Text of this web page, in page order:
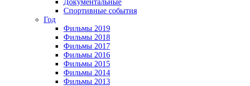
Документальные
Спортивные события
Год
Фильмы 2019
Фильмы 2018
Фильмы 2017
Фильмы 2016
Фильмы 2015
Фильмы 2014
Фильмы 2013